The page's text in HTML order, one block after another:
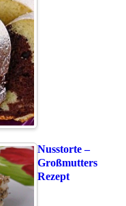
Nusstorte –
Großmutters
Rezept